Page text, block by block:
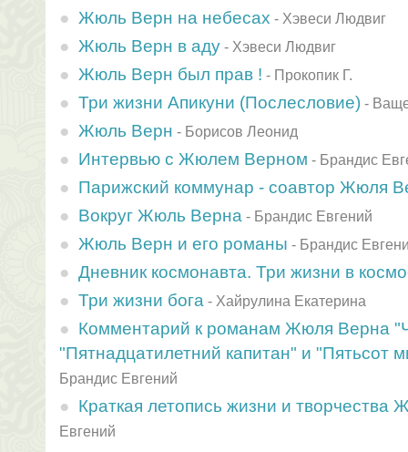
Жюль Верн на небесах - Хэвеси Людвиг
Жюль Верн в аду - Хэвеси Людвиг
Жюль Верн был прав ! - Прокопик Г.
Три жизни Апикуни (Послесловие) -
Жюль Верн - Борисов Леонид
Интервью с Жюлем Верном - Брандис
Парижский коммунар - соавтор Жюля
Вокруг Жюль Верна - Брандис Евгений
Жюль Верн и его романы - Брандис
Дневник космонавта. Три жизни в
Три жизни бога - Хайрулина Екатерина
Комментарий к романам Жюля Верна
"Пятнадцатилетний капитан" и "Пятьсот
Брандис Евгений
Краткая летопись жизни и творчества
Евгений